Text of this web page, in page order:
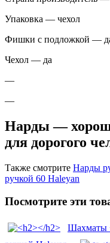
Упаковка — чехол
Фишки с подложкой —
Чехол — да
—
—
Нарды —
для дорогого
Также смотрите Нарды
ручкой 60 Haleyan
Посмотрите эти
Шахматы